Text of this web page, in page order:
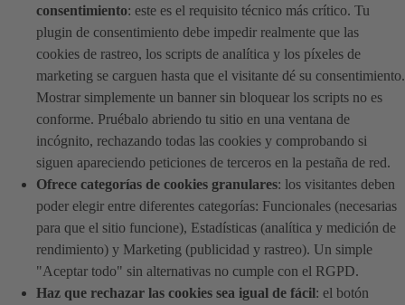
consentimiento: este es el requisito técnico más crítico. Tu
plugin de consentimiento debe impedir realmente que las
cookies de rastreo, los scripts de analítica y los píxeles de
marketing se carguen hasta que el visitante dé su consentimiento.
Mostrar simplemente un banner sin bloquear los scripts no es
conforme. Pruébalo abriendo tu sitio en una ventana de
incógnito, rechazando todas las cookies y comprobando si
siguen apareciendo peticiones de terceros en la pestaña de red.
Ofrece categorías de cookies granulares: los visitantes deben
poder elegir entre diferentes categorías: Funcionales (necesarias
para que el sitio funcione), Estadísticas (analítica y medición de
rendimiento) y Marketing (publicidad y rastreo). Un simple
"Aceptar todo" sin alternativas no cumple con el RGPD.
Haz que rechazar las cookies sea igual de fácil: el botón